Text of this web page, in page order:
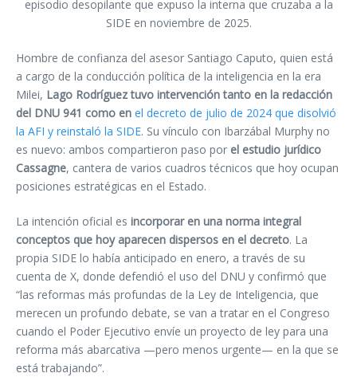
episodio desopilante que expuso la interna que cruzaba a la
SIDE en noviembre de 2025.
Hombre de confianza del asesor Santiago Caputo, quien está
a cargo de la conducción política de la inteligencia en la era
Milei, Lago Rodríguez tuvo intervención tanto en la redacción
del DNU 941 como en el decreto de julio de 2024 que disolvió
la AFI y reinstaló la SIDE. Su vínculo con Ibarzábal Murphy no
es nuevo: ambos compartieron paso por el estudio jurídico
Cassagne, cantera de varios cuadros técnicos que hoy ocupan
posiciones estratégicas en el Estado.
La intención oficial es incorporar en una norma integral
conceptos que hoy aparecen dispersos en el decreto. La
propia SIDE lo había anticipado en enero, a través de su
cuenta de X, donde defendió el uso del DNU y confirmó que
“las reformas más profundas de la Ley de Inteligencia, que
merecen un profundo debate, se van a tratar en el Congreso
cuando el Poder Ejecutivo envíe un proyecto de ley para una
reforma más abarcativa —pero menos urgente— en la que se
está trabajando”.